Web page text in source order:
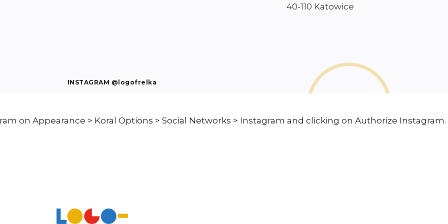
40-110 Katowice
INSTAGRAM @logofrelka
on Appearance > Koral Options > Social Networks > Instagram and clicking on Authorize Instagram.